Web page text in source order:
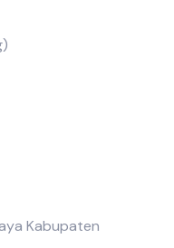
Kabupaten